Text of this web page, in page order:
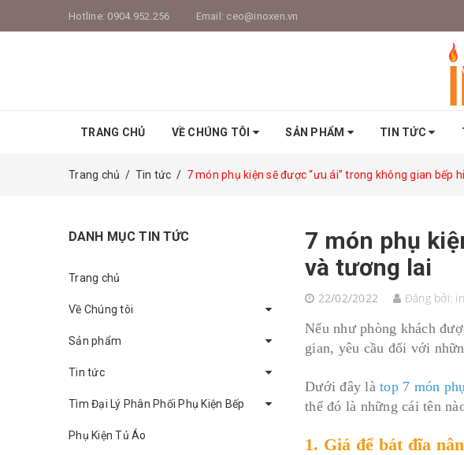
Hotline: 0904.952.256 Email: ceo@inoxen.vn
TRANG CHỦ VỀ CHÚNG TÔI SẢN PHẨM TIN TỨC
Trang chủ / Tin tức / 7 món phụ kiện sẽ được “ưu ái” trong không gian bếp
7 món phụ
và tương lai
22/02/2022 Đăng bởi:
Nếu như phòng khách
gian, yêu cầu đối với
Dưới đây là top 7 món
thể đó là những cái tên
1. Giá để bát đĩa
DANH MỤC TIN TỨC
Trang chủ
Về Chúng tôi
Sản phẩm
Tin tức
Tìm Đại Lý Phân Phối Phụ Kiện Bếp
Phụ Kiện Tủ Áo